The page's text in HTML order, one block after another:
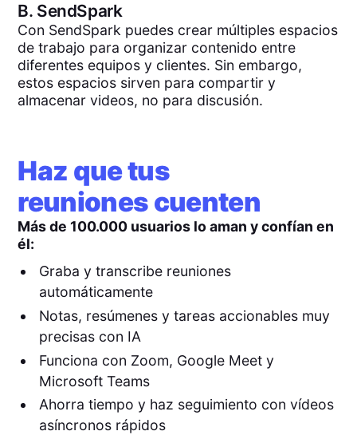
B. SendSpark
Con SendSpark puedes crear múltiples espacios
de trabajo para organizar contenido entre
diferentes equipos y clientes. Sin embargo,
estos espacios sirven para compartir y
almacenar videos, no para discusión.
Haz que tus
reuniones cuenten
Más de 100.000 usuarios lo aman y confían en
él:
Graba y transcribe reuniones
automáticamente
Notas, resúmenes y tareas accionables muy
precisas con IA
Funciona con Zoom, Google Meet y
Microsoft Teams
Ahorra tiempo y haz seguimiento con vídeos
asíncronos rápidos